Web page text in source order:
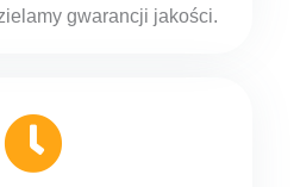
gwarancji jakości.